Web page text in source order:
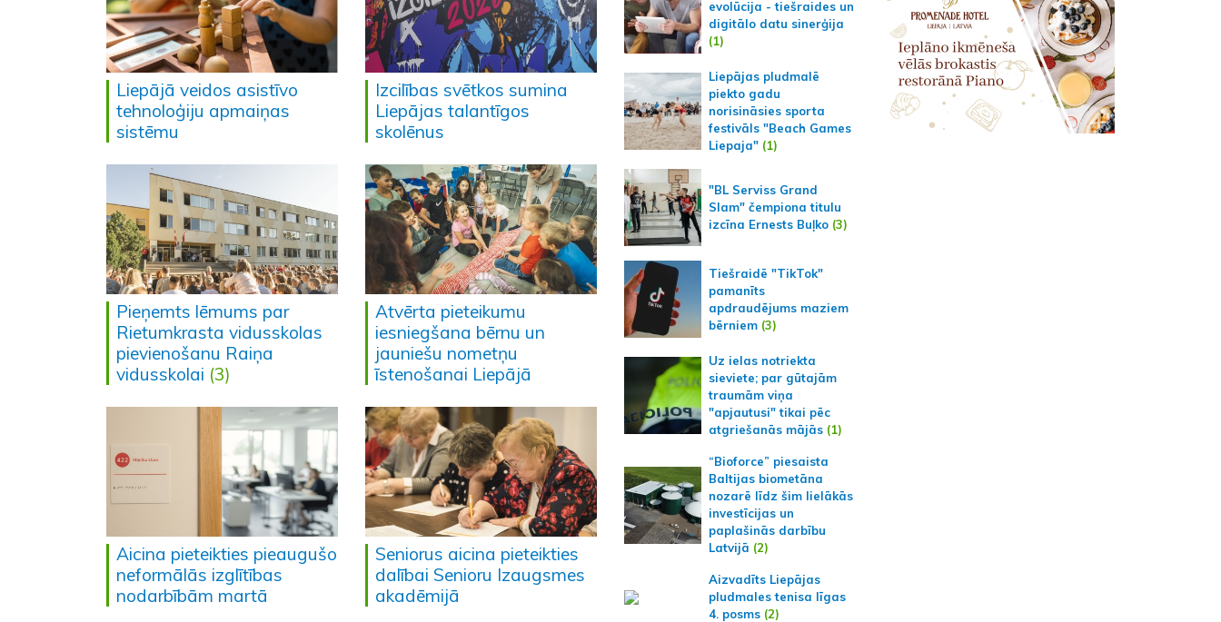
Liepājā veidos asistīvo
tehnoloģiju apmaiņas
sistēmu
Izcilības svētkos sumina
Liepājas talantīgos
skolēnus
Pieņemts lēmums par
Rietumkrasta vidusskolas
pievienošanu Raiņa
vidusskolai (3)
Atvērta pieteikumu
iesniegšana bērnu un
jauniešu nometņu
īstenošanai Liepājā
Aicina pieteikties pieaugušo
neformālās izglītības
nodarbībām martā
Seniorus aicina pieteikties
dalībai Senioru Izaugsmes
akadēmijā
evolūcija - tiešraides un
digitālo datu sinerģija
(1)
Liepājas pludmalē
piekto gadu
norisināsies sporta
festivāls "Beach Games
Liepaja" (1)
"BL Serviss Grand
Slam" čempiona titulu
izcīna Ernests Buļko (3)
Tiešraidē "TikTok"
pamanīts
apdraudējums maziem
bērniem (3)
Uz ielas notriekta
sieviete; par gūtajām
traumām viņa
"apjautusi" tikai pēc
atgriešanās mājās (1)
“Bioforce” piesaista
Baltijas biometāna
nozarē līdz šim lielākās
investīcijas un
paplašinās darbību
Latvijā (2)
Aizvadīts Liepājas
pludmales tenisa līgas
4. posms (2)